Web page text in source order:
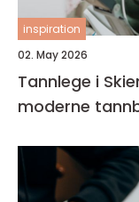
inspiration
02. May 2026
Tannlege i
moderne